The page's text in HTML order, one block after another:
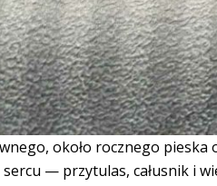
około rocznego pieska
— przytulas, całusnik i